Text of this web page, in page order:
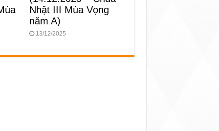
Nhật III Mùa Vọng
năm A)
13/12/2025